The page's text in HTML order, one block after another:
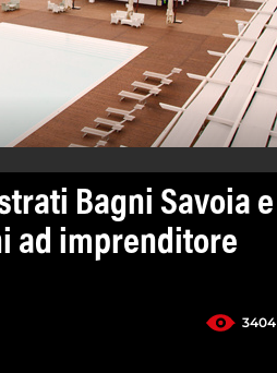
Bagni Savoia e
ad imprenditore
3404